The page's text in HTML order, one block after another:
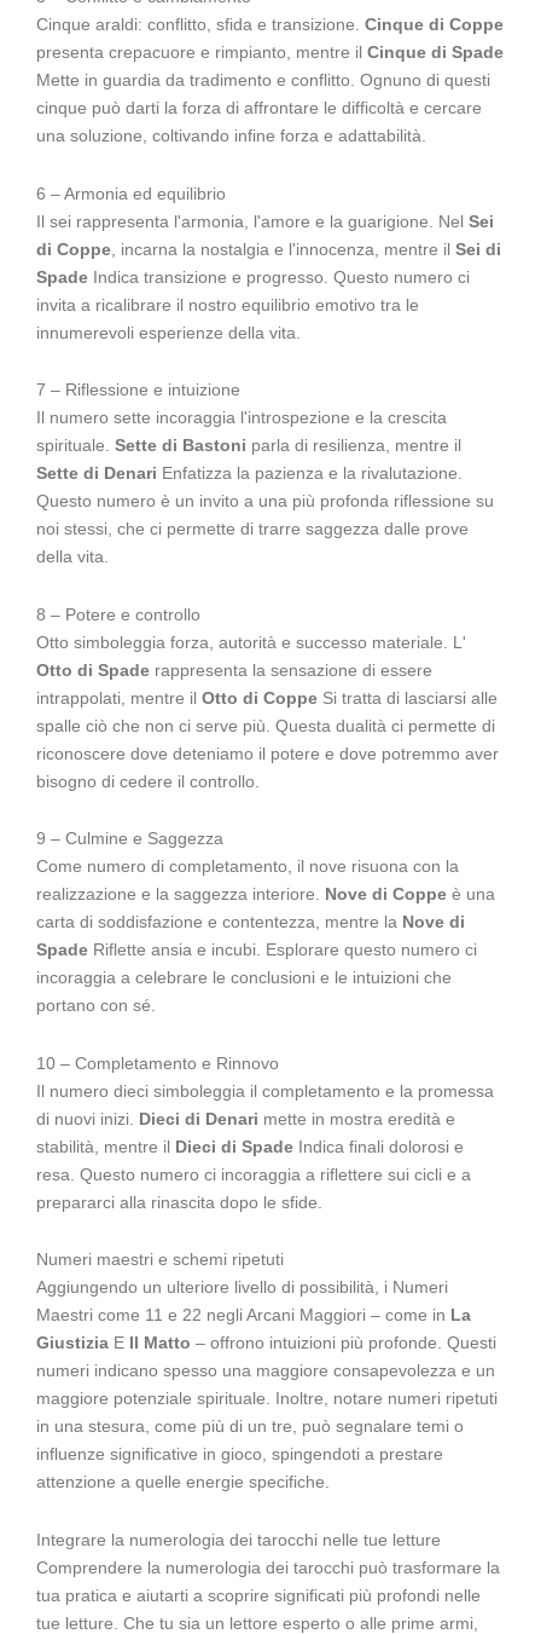
Cinque araldi: conflitto, sfida e transizione. Cinque di Coppe
presenta crepacuore e rimpianto, mentre il Cinque di Spade
Mette in guardia da tradimento e conflitto. Ognuno di questi
cinque può darti la forza di affrontare le difficoltà e cercare
una soluzione, coltivando infine forza e adattabilità.
6 – Armonia ed equilibrio
Il sei rappresenta l'armonia, l'amore e la guarigione. Nel Sei
di Coppe , incarna la nostalgia e l'innocenza, mentre il Sei di
Spade Indica transizione e progresso. Questo numero ci
invita a ricalibrare il nostro equilibrio emotivo tra le
innumerevoli esperienze della vita.
7 – Riflessione e intuizione
Il numero sette incoraggia l'introspezione e la crescita
spirituale. Sette di Bastoni parla di resilienza, mentre il
Sette di Denari Enfatizza la pazienza e la rivalutazione.
Questo numero è un invito a una più profonda riflessione su
noi stessi, che ci permette di trarre saggezza dalle prove
della vita.
8 – Potere e controllo
Otto simboleggia forza, autorità e successo materiale. L'
Otto di Spade rappresenta la sensazione di essere
intrappolati, mentre il Otto di Coppe Si tratta di lasciarsi alle
spalle ciò che non ci serve più. Questa dualità ci permette di
riconoscere dove deteniamo il potere e dove potremmo aver
bisogno di cedere il controllo.
9 – Culmine e Saggezza
Come numero di completamento, il nove risuona con la
realizzazione e la saggezza interiore. Nove di Coppe è una
carta di soddisfazione e contentezza, mentre la Nove di
Spade Riflette ansia e incubi. Esplorare questo numero ci
incoraggia a celebrare le conclusioni e le intuizioni che
portano con sé.
10 – Completamento e Rinnovo
Il numero dieci simboleggia il completamento e la promessa
di nuovi inizi. Dieci di Denari mette in mostra eredità e
stabilità, mentre il Dieci di Spade Indica finali dolorosi e
resa. Questo numero ci incoraggia a riflettere sui cicli e a
prepararci alla rinascita dopo le sfide.
Numeri maestri e schemi ripetuti
Aggiungendo un ulteriore livello di possibilità, i Numeri
Maestri come 11 e 22 negli Arcani Maggiori – come in La
Giustizia E Il Matto – offrono intuizioni più profonde. Questi
numeri indicano spesso una maggiore consapevolezza e un
maggiore potenziale spirituale. Inoltre, notare numeri ripetuti
in una stesura, come più di un tre, può segnalare temi o
influenze significative in gioco, spingendoti a prestare
attenzione a quelle energie specifiche.
Integrare la numerologia dei tarocchi nelle tue letture
Comprendere la numerologia dei tarocchi può trasformare la
tua pratica e aiutarti a scoprire significati più profondi nelle
tue letture. Che tu sia un lettore esperto o alle prime armi,